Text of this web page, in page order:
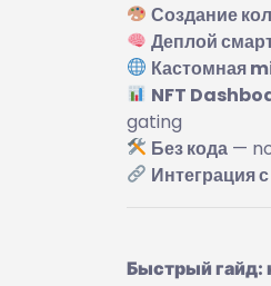
Создание
Деплой
Кастомная
NFT
gating
Без кода —
Интеграция
Быстрый гайд: